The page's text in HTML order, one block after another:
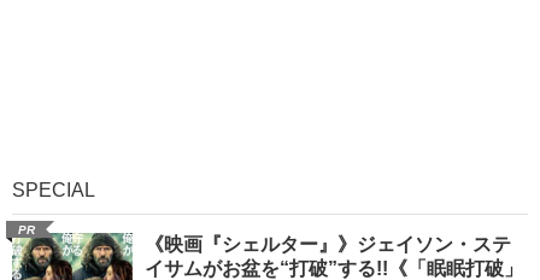
SPECIAL
PR
《映画『シェルター』》ジェイソン・ステ
イサムがお盆を“打破”する!!《「眠眠打破」